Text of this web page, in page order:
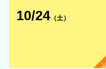
10/24（土）